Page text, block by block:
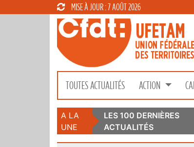
MISE À JOUR : 7 AOÛT 2026
TOUTES ACTUALITÉS ACTION
A LA
UNE
LES 100 DERNIÈRES
ACTUALITÉS